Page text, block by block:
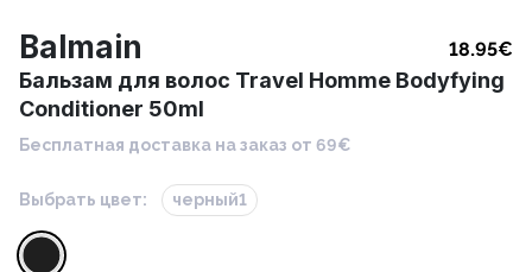
Balmain 18.95€
Бальзам для волос Travel Homme Bodyfying
Conditioner 50ml
Бесплатная доставка на заказ от 69€
Выбрать цвет: черный1